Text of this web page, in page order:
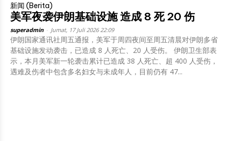
新闻 (Berita)
美军夜袭伊朗基础设施 造成 8 死 20 伤
superadmin Jumat, 17 Juli 2026 22:09
伊朗国家通讯社周五通报，美军于周四夜间至周五清晨对伊朗多省
基础设施发动袭击，已造成 8 人死亡、20 人受伤。 伊朗卫生部表
示，本月美军新一轮袭击累计已造成 38 人死亡、超 400 人受伤，
遇难及伤者中包含多名妇女与未成年人，目前仍有 47...